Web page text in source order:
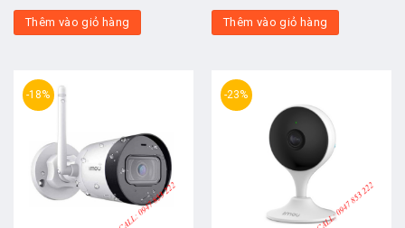
Thêm vào giỏ hàng Thêm vào giỏ hàng
-18% -23%